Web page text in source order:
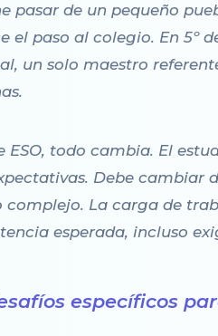
pasar de un pequeño
el paso al colegio. En 5º
un solo maestro
ESO, todo cambia. El
Debe
complejo. La carga de
esperada, incluso
específicos